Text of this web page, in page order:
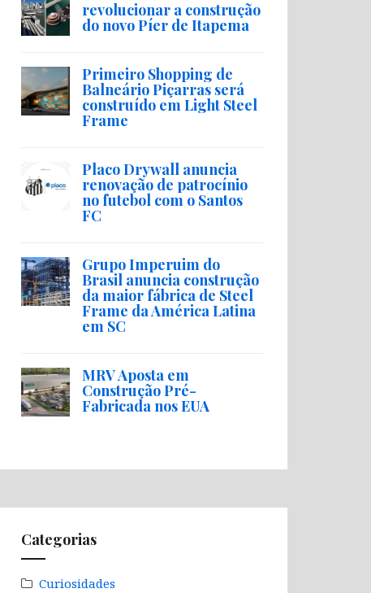
revolucionar a construção
do novo Píer de Itapema
Primeiro Shopping de
Balneário Piçarras será
construído em Light Steel
Frame
Placo Drywall anuncia
renovação de patrocínio
no futebol com o Santos
FC
Grupo Imperuim do
Brasil anuncia construção
da maior fábrica de Steel
Frame da América Latina
em SC
MRV Aposta em
Construção Pré-
Fabricada nos EUA
Categorias
Curiosidades